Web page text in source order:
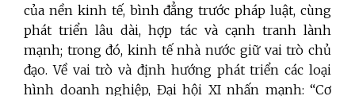
của nền kinh tế, bình đẳng trước pháp luật, cùng
phát triển lâu dài, hợp tác và cạnh tranh lành
mạnh; trong đó, kinh tế nhà nước giữ vai trò chủ
đạo. Về vai trò và định hướng phát triển các loại
hình doanh nghiệp, Đại hội XI nhấn mạnh: “Cơ